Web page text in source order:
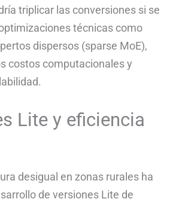
triplicar las conversiones si se
técnicas como
dispersos (sparse MoE),
costos computacionales y
Lite y eficiencia
desigual en zonas rurales ha
de versiones Lite de